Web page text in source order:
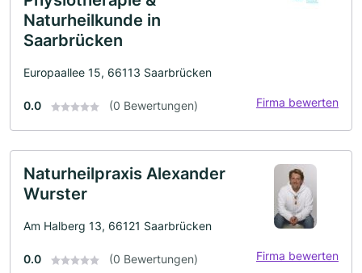
Naturheilkunde in
Saarbrücken
Europaallee 15, 66113 Saarbrücken
0.0 (0 Bewertungen) Firma bewerten
Naturheilpraxis Alexander
Wurster
Am Halberg 13, 66121 Saarbrücken
0.0 (0 Bewertungen) Firma bewerten